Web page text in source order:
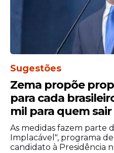
"O foco da instituição
prevenção da
integridade física,
pessoas lesadas",
Estadão Conteúdo
Sugestões
Zema propõe
para cada
mil para quem
As medidas fazem parte
Implacável", programa
candidato à Presidência